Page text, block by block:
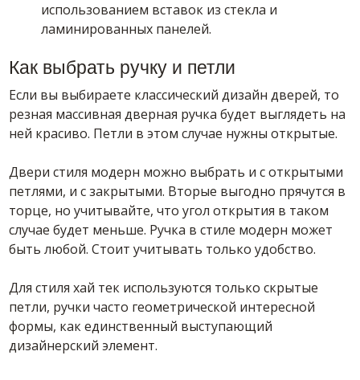
использованием вставок из стекла и
ламинированных панелей.
Как выбрать ручку и петли
Если вы выбираете классический дизайн дверей, то
резная массивная дверная ручка будет выглядеть на
ней красиво. Петли в этом случае нужны открытые.
Двери стиля модерн можно выбрать и с открытыми
петлями, и с закрытыми. Вторые выгодно прячутся в
торце, но учитывайте, что угол открытия в таком
случае будет меньше. Ручка в стиле модерн может
быть любой. Стоит учитывать только удобство.
Для стиля хай тек используются только скрытые
петли, ручки часто геометрической интересной
формы, как единственный выступающий
дизайнерский элемент.